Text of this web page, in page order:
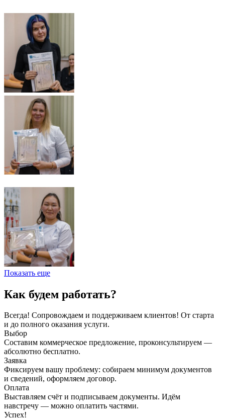
Показать еще
Как будем работать?
Всегда! Сопровождаем и поддерживаем клиентов! От старта
и до полного оказания услуги.
Выбор
Составим коммерческое предложение, проконсультируем —
абсолютно бесплатно.
Заявка
Фиксируем вашу проблему: собираем минимум документов
и сведений, оформляем договор.
Оплата
Выставляем счёт и подписываем документы. Идём
навстречу — можно оплатить частями.
Успех!